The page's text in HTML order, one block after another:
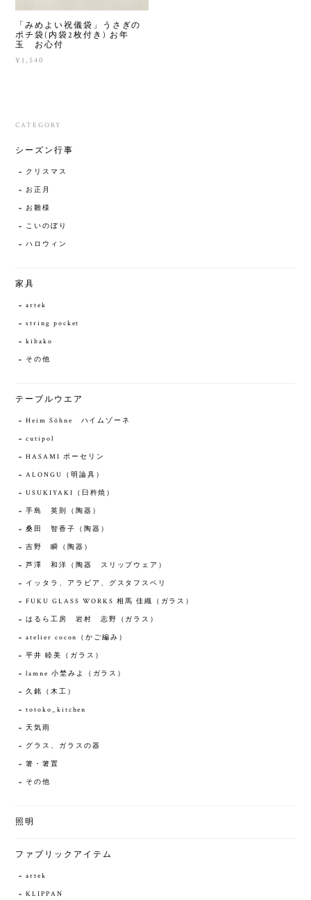
「みめよい祝儀袋」うさぎの
ポチ袋(内袋2枚付き) お年
玉 お心付
¥1,540
CATEGORY
シーズン行事
クリスマス
お正月
お雛様
こいのぼり
ハロウィン
家具
artek
string pocket
kibako
その他
テーブルウエア
Heim Söhne ハイムゾーネ
cutipol
HASAMI ポーセリン
ALONGU（明論具）
USUKIYAKI（臼杵焼）
手島 英則（陶器）
桑田 智香子（陶器）
吉野 瞬（陶器）
芦澤 和洋（陶器 スリップウェア）
イッタラ、アラビア、グスタフスベリ
FUKU GLASS WORKS 相馬 佳織（ガラス）
はるら工房 岩村 志野（ガラス）
atelier cocon（かご編み）
平井 睦美（ガラス）
lamne 小埜みよ（ガラス）
久銘（木工）
totoko_kitchen
天気雨
グラス、ガラスの器
箸・箸置
その他
照明
ファブリックアイテム
artek
KLIPPAN